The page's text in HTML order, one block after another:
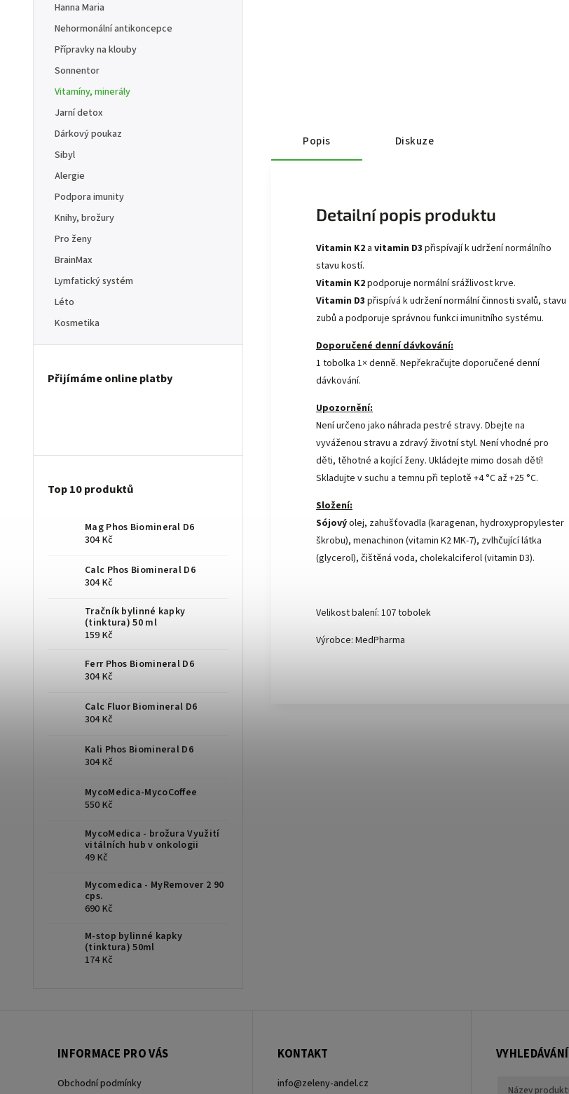
Hanna Maria
Nehormonální antikoncepce
Přípravky na klouby
Sonnentor
Vitamíny, minerály
Jarní detox
Dárkový poukaz
Sibyl
Alergie
Podpora imunity
Knihy, brožury
Pro ženy
BrainMax
Lymfatický systém
Léto
Kosmetika
Přijímáme online platby
Top 10 produktů
Mag Phos Biomineral D6
304 Kč
Calc Phos Biomineral D6
304 Kč
Tračník bylinné kapky
(tinktura) 50 ml
159 Kč
Ferr Phos Biomineral D6
304 Kč
Calc Fluor Biomineral D6
304 Kč
Kali Phos Biomineral D6
304 Kč
MycoMedica-MycoCoffee
550 Kč
MycoMedica - brožura Využití
vitálních hub v onkologii
49 Kč
Mycomedica - MyRemover 2 90
cps.
690 Kč
M-stop bylinné kapky
(tinktura) 50ml
174 Kč
Popis Diskuze
Detailní popis produktu
Vitamin K2 a vitamin D3 přispívají k udržení normálního
stavu kostí.
Vitamin K2podporuje normální srážlivost krve.
Vitamin D3 přispívá k udržení normální činnosti svalů, stavu
zubů a podporuje správnou funkci imunitního systému.
Doporučené denní dávkování:
1 tobolka 1× denně. Nepřekračujte doporučené denní
dávkování.
Upozornění:
Není určeno jako náhrada pestré stravy. Dbejte na
vyváženou stravu a zdravý životní styl. Není vhodné pro
děti, těhotné a kojící ženy. Ukládejte mimo dosah dětí!
Skladujte v suchu a temnu při teplotě +4 °C až +25 °C.
Složení:
Sójovýolej, zahušťovadla (karagenan, hydroxypropylester
škrobu), menachinon (vitamin K2 MK-7), zvlhčující látka
(glycerol), čištěná voda, cholekalciferol (vitamin D3).
Velikost balení: 107 tobolek
Výrobce: MedPharma
INFORMACE PRO VÁS
Obchodní podmínky
KONTAKT
info@zeleny-andel.cz
VYHLEDÁVÁNÍ